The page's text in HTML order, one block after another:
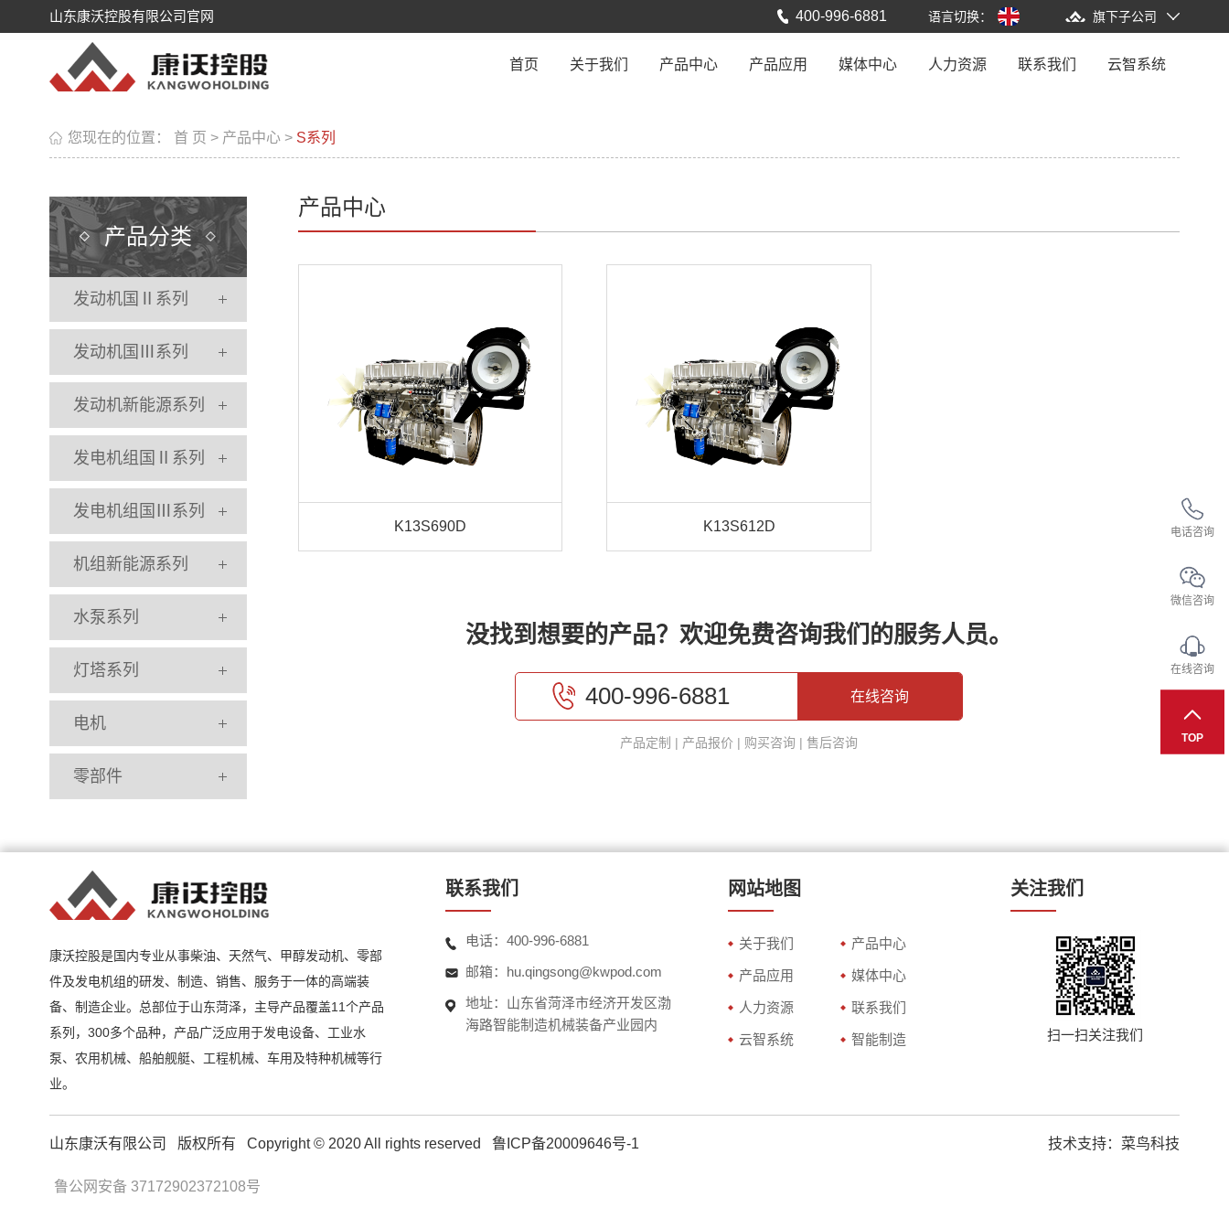
山东康沃控股有限公司官网 旗下子公司
语言切换：
400-996-6881
首页 关于我们 产品中心 产品应用 媒体中心 人力资源 联系我们 云智系统
您现在的位置： 首 页 > 产品中心> S系列
产品分类
发动机国Ⅱ系列
发动机国Ⅲ系列
发动机新能源系列
发电机组国Ⅱ系列
发电机组国Ⅲ系列
机组新能源系列
水泵系列
灯塔系列
电机
零部件
产品中心
K13S690D K13S612D
没找到想要的产品？欢迎免费咨询我们的服务人员。
400-996-6881 在线咨询
产品定制 | 产品报价 | 购买咨询 |售后咨询
康沃控股是国内专业从事柴油、天然气、甲醇发动机、零部
件及发电机组的研发、制造、销售、服务于一体的高端装
备、制造企业。总部位于山东菏泽，主导产品覆盖11个产品
系列，300多个品种，产品广泛应用于发电设备、工业水
泵、农用机械、船舶舰艇、工程机械、车用及特种机械等行
业。
联系我们
电话：400-996-6881
邮箱：hu.qingsong@kwpod.com
地址：山东省菏泽市经济开发区渤
海路智能制造机械装备产业园内
网站地图
关于我们 产品中心
产品应用 媒体中心
人力资源 联系我们
云智系统 智能制造
关注我们
扫一扫关注我们
山东康沃有限公司 版权所有 Copyright © 2020 All rights reserved 鲁ICP备20009646号-1
鲁公网安备 37172902372108号
技术支持： 菜鸟科技
电话咨询
微信咨询
在线咨询
TOP